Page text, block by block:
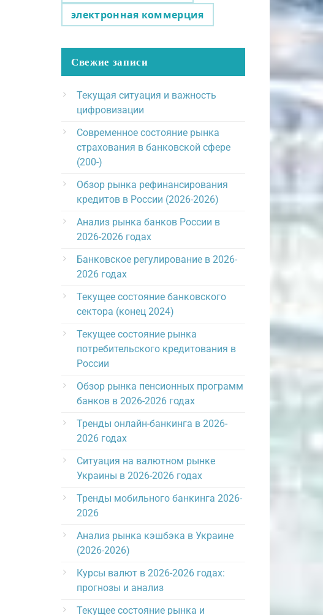
электронная коммерция
Свежие записи
Текущая ситуация и важность
цифровизации
Современное состояние рынка
страхования в банковской сфере
(200-)
Обзор рынка рефинансирования
кредитов в России (2026-2026)
Анализ рынка банков России в
2026-2026 годах
Банковское регулирование в 2026-
2026 годах
Текущее состояние банковского
сектора (конец 2024)
Текущее состояние рынка
потребительского кредитования в
России
Обзор рынка пенсионных программ
банков в 2026-2026 годах
Тренды онлайн-банкинга в 2026-
2026 годах
Ситуация на валютном рынке
Украины в 2026-2026 годах
Тренды мобильного банкинга 2026-
2026
Анализ рынка кэшбэка в Украине
(2026-2026)
Курсы валют в 2026-2026 годах:
прогнозы и анализ
Текущее состояние рынка и